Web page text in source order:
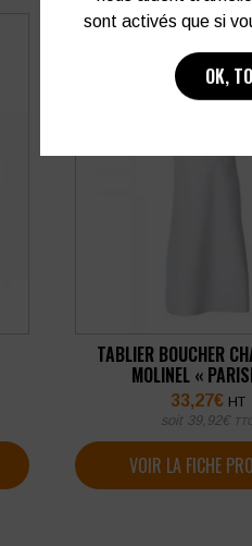
TABLIER BOUCHER
MOLINEL «
33,27€ HT
soit 39,92€
VOIR LA FICHE
sont activés que si
OK,